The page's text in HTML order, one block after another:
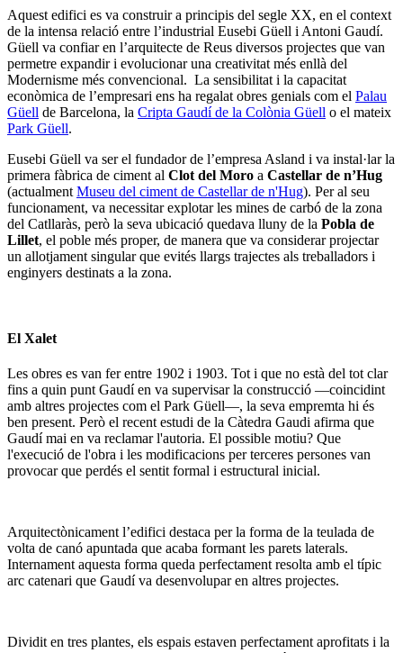
Aquest edifici es va construir a principis del segle XX, en el context
de la intensa relació entre l’industrial Eusebi Güell i Antoni Gaudí.
Güell va confiar en l’arquitecte de Reus diversos projectes que van
permetre expandir i evolucionar una creativitat més enllà del
Modernisme més convencional. La sensibilitat i la capacitat
econòmica de l’empresari ens ha regalat obres genials com el Palau
Güell de Barcelona, la Cripta Gaudí de la Colònia Güell o el mateix
Park Güell.
Eusebi Güell va ser el fundador de l’empresa Asland i va instal·lar la
primera fàbrica de ciment al Clot del Moro a Castellar de n’Hug
(actualment Museu del ciment de Castellar de n'Hug). Per al seu
funcionament, va necessitar explotar les mines de carbó de la zona
del Catllaràs, però la seva ubicació quedava lluny de la Pobla de
Lillet, el poble més proper, de manera que va considerar projectar
un allotjament singular que evités llargs trajectes als treballadors i
enginyers destinats a la zona.
El Xalet
Les obres es van fer entre 1902 i 1903. Tot i que no està del tot clar
fins a quin punt Gaudí en va supervisar la construcció —coincidint
amb altres projectes com el Park Güell—, la seva empremta hi és
ben present. Però el recent estudi de la Càtedra Gaudi afirma que
Gaudí mai en va reclamar l'autoria. El possible motiu? Que
l'execució de l'obra i les modificacions per terceres persones van
provocar que perdés el sentit formal i estructural inicial.
Arquitectònicament l’edifici destaca per la forma de la teulada de
volta de canó apuntada que acaba formant les parets laterals.
Internament aquesta forma queda perfectament resolta amb el típic
arc catenari que Gaudí va desenvolupar en altres projectes.
Dividit en tres plantes, els espais estaven perfectament aprofitats i la